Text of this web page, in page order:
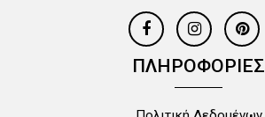
ΠΛΗΡΟΦΟΡΙΕΣ